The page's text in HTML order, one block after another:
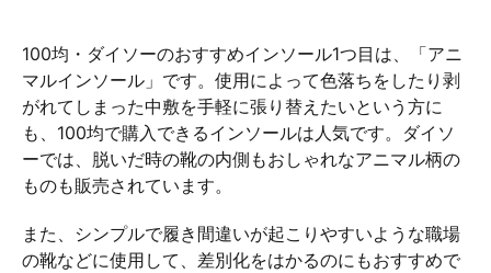
100均・ダイソーのおすすめインソール1つ目は、「アニ
マルインソール」です。使用によって色落ちをしたり剥
がれてしまった中敷を手軽に張り替えたいという方に
も、100均で購入できるインソールは人気です。ダイソ
ーでは、脱いだ時の靴の内側もおしゃれなアニマル柄の
ものも販売されています。
また、シンプルで履き間違いが起こりやすいような職場
の靴などに使用して、差別化をはかるのにもおすすめで